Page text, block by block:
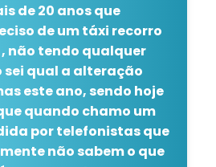
de 20 anos que
de um táxi recorro
não tendo qualquer
sei qual a alteração
este ano, sendo hoje
quando chamo um
por telefonistas que
não sabem o que